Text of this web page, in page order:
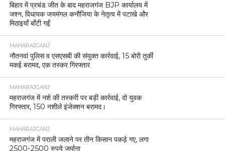
बिहार में प्रचंड जीत के बाद महराजगंज BJP कार्यालय में
जश्न, विधायक जयमंगल कनौजिया के नेतृत्व में पटाखे और
मिठाइयाँ बाँटी गईं
MAHARAJGANJ
नौतनवां पुलिस व एसएसबी की संयुक्त कार्रवाई, 15 बोरी तुर्की
मकई बरामद, एक तस्कर गिरफ्तार
MAHARAJGANJ
महराजगंज में नशे की तस्करी पर बड़ी कार्रवाई, दो युवक
गिरफ्तार, 150 नशीले इंजेक्शन बरामद।
MAHARAJGANJ
महराजगंज में पराली जलाने पर तीन किसान पकड़े गए, लगा
2500-2500 रुपये जुर्माना